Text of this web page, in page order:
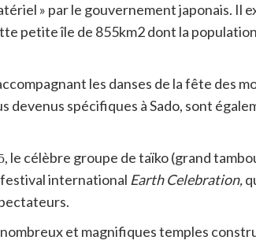
» par le gouvernement japonais. Il
petite île de 855km2 dont la population
les danses de la fête des
devenus spécifiques à Sado, sont
le célèbre groupe de taïko (grand
festival international Earth Celebration,
et magnifiques temples